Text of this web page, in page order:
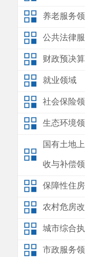
养老服务
公共法律
财政预决
就业领域
社会保险
生态环境
国有土地
收与补偿
保障性住
农村危房
城市综合
市政服务